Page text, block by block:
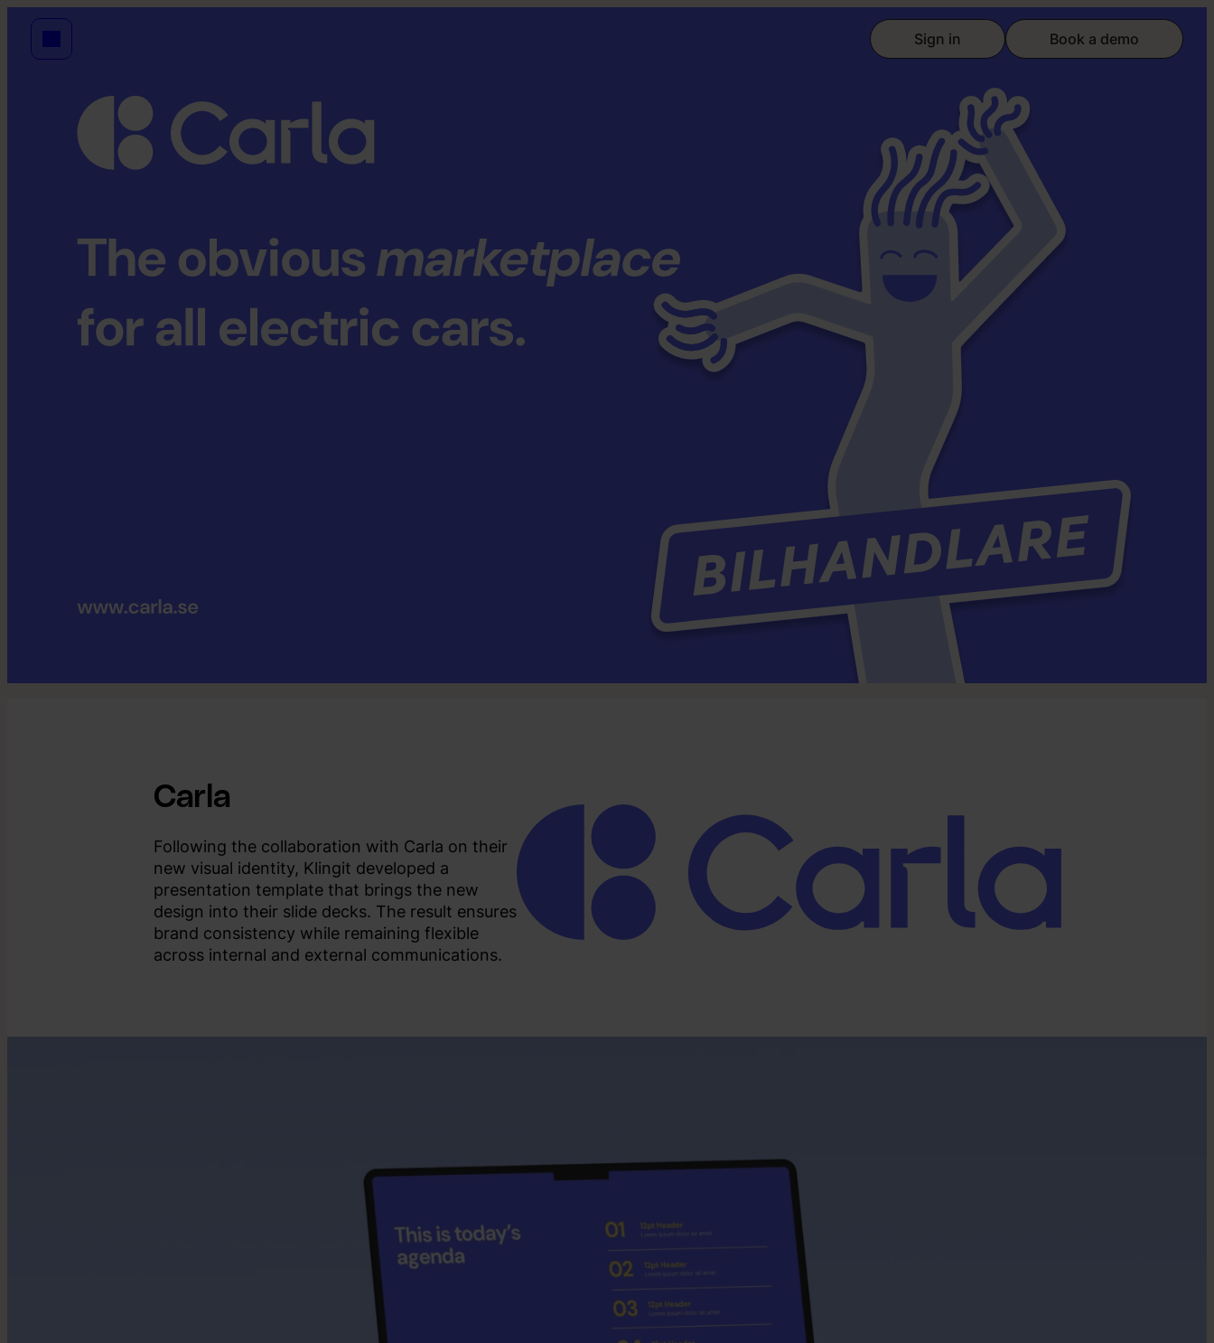
Sign in Book a demo
Carla
Following the collaboration with Carla on their
new visual identity, Klingit developed a
presentation template that brings the new
design into their slide decks. The result ensures
brand consistency while remaining flexible
across internal and external communications.